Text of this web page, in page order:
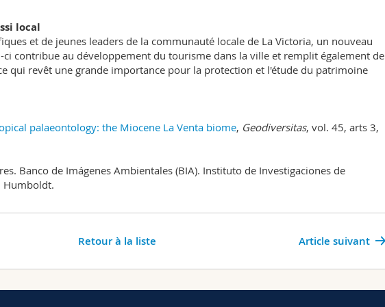
local
et de jeunes leaders de la communauté locale de La Victoria, un nouveau
ci contribue au développement du tourisme dans la ville et remplit également de
qui revêt une grande importance pour la protection et l'étude du patrimoine
palaeontology: the Miocene La Venta biome, Geodiversitas, vol. 45, arts 3,
Banco de Imágenes Ambientales (BIA). Instituto de Investigaciones de
Humboldt.
Article suivant
Retour à la liste